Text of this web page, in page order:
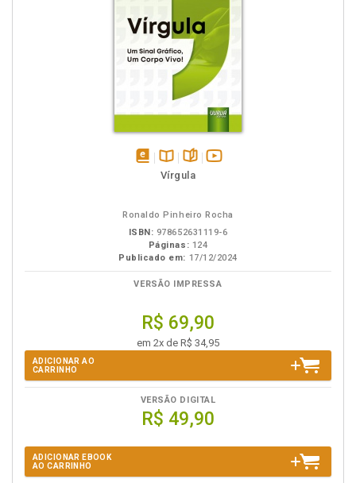
disponível
Disponível
páginas
Vírgula
Ronaldo Pinheiro Rocha
ISBN: 978652631119-6
Páginas: 124
Publicado em: 17/12/2024
VERSÃO IMPRESSA
R$ 69,90
em 2x de R$ 34,95
ADICIONAR AO
CARRINHO
VERSÃO DIGITAL
R$ 49,90
ADICIONAR EBOOK
AO CARRINHO